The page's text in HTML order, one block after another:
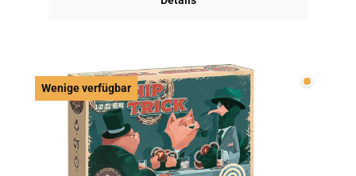
Wenige verfügbar Wenige